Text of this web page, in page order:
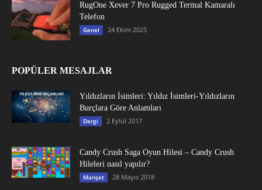
RugOne Xever 7 Pro Rugged Termal Kamaralı
Telefon
Genel 24 Ekim 2025
POPÜLER MESAJLAR
Yıldızların İsimleri: Yıldız İsimleri-Yıldızların
Burçlara Göre Anlamları
Dergi 2 Eylül 2017
Candy Crush Saga Oyun Hilesi – Candy Crush
Hileleri nasıl yapılır?
Manşet 28 Mayıs 2018